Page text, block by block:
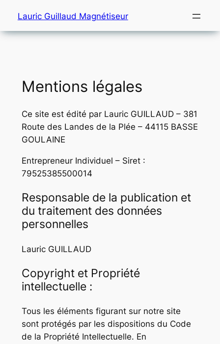
contenu
Lauric Guillaud Magnétiseur
Mentions légales
Ce site est édité par Lauric GUILLAUD – 381
Route des Landes de la Plée – 44115 BASSE
GOULAINE
Entrepreneur Individuel – Siret :
79525385500014
Responsable de la publication et
du traitement des données
personnelles
Lauric GUILLAUD
Copyright et Propriété
intellectuelle :
Tous les éléments figurant sur notre site
sont protégés par les dispositions du Code
de la Propriété Intellectuelle. En